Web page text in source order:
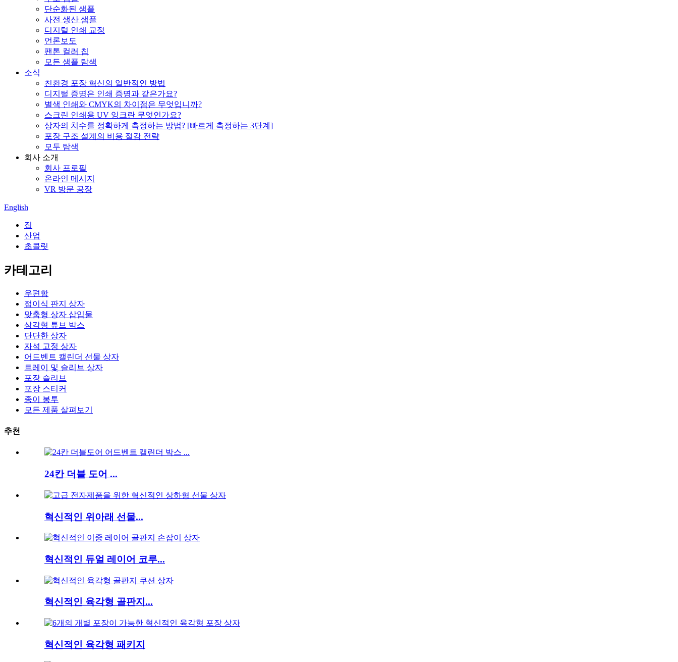
단순화된 샘플
사전 생산 샘플
디지털 인쇄 교정
언론보도
팬톤 컬러 칩
모든 샘플 탐색
소식
친환경 포장 혁신의 일반적인 방법
디지털 증명은 인쇄 증명과 같은가요?
별색 인쇄와 CMYK의 차이점은 무엇입니까?
스크린 인쇄용 UV 잉크란 무엇인가요?
상자의 치수를 정확하게 측정하는 방법? [빠르게 측정하는 3단계]
포장 구조 설계의 비용 절감 전략
모두 탐색
회사 소개
회사 프로필
온라인 메시지
VR 방문 공장
English
집
산업
초콜릿
카테고리
우편함
접이식 판지 상자
맞춤형 상자 삽입물
삼각형 튜브 박스
단단한 상자
자석 고정 상자
어드벤트 캘린더 선물 상자
트레이 및 슬리브 상자
포장 슬리브
포장 스티커
종이 봉투
모든 제품 살펴보기
추천
24칸 더블 도어 ...
혁신적인 위아래 선물...
혁신적인 듀얼 레이어 코루...
혁신적인 육각형 골판지...
혁신적인 육각형 패키지